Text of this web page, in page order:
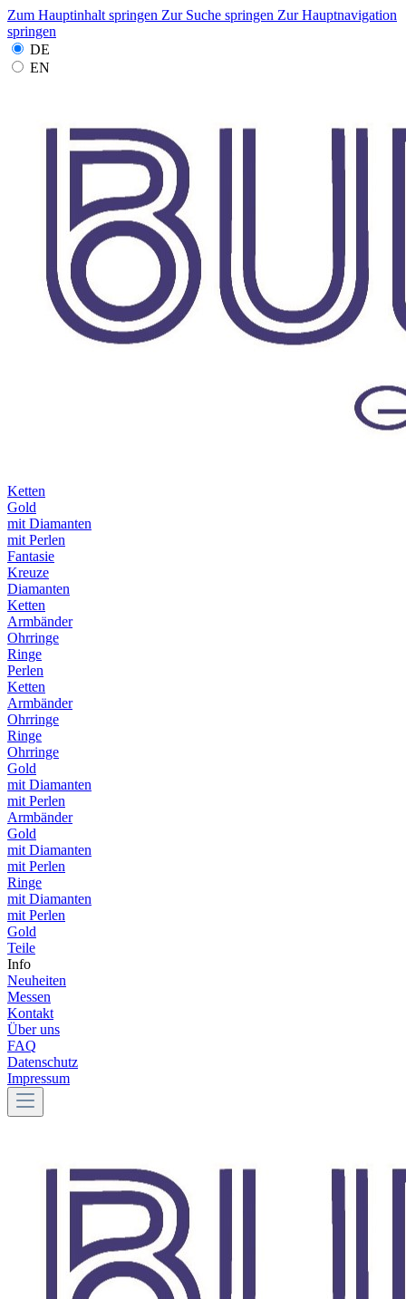
Zum Hauptinhalt springen Zur Suche springen Zur Hauptnavigation
springen
DE
EN
Ketten
Gold
mit Diamanten
mit Perlen
Fantasie
Kreuze
Diamanten
Ketten
Armbänder
Ohrringe
Ringe
Perlen
Ketten
Armbänder
Ohrringe
Ringe
Ohrringe
Gold
mit Diamanten
mit Perlen
Armbänder
Gold
mit Diamanten
mit Perlen
Ringe
mit Diamanten
mit Perlen
Gold
Teile
Info
Neuheiten
Messen
Kontakt
Über uns
FAQ
Datenschutz
Impressum